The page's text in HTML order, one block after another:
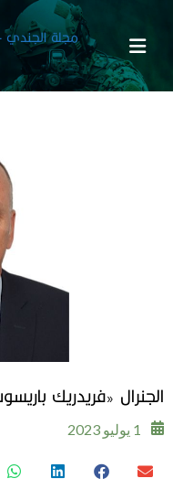
الجنرال «فريدريك
1 يوليو 2023